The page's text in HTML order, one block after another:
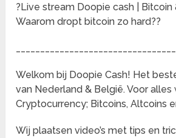
?Live stream Doopie cash | Bitcoin
Waarom dropt bitcoin zo hard??
Welkom bij Doopie Cash! Het
van Nederland & België. Voor
Cryptocurrency; Bitcoins, Altcoins
Wij plaatsen video’s met tips en